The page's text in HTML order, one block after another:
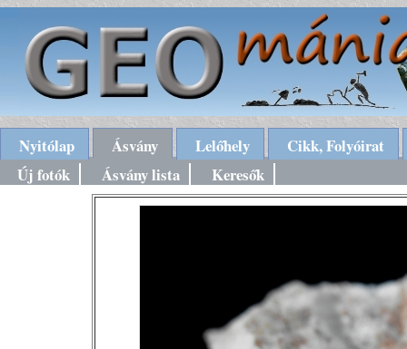
Nyitólap Ásvány Lelőhely
Cikk, Folyóirat
Új fotók
Ásvány lista Keresők